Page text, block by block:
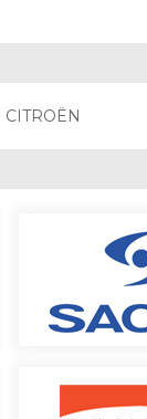
CITROËN